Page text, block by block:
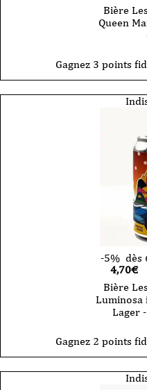
Bière
Queen
Gagnez 3 points
-5% dès
4,70€
Bière
Luminosa
Lager
Gagnez 2 points